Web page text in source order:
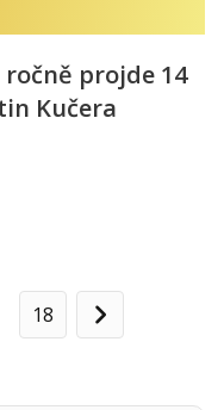
projde 14
Kučera
18
Další